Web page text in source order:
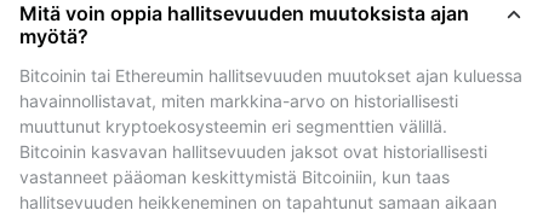
capitalization.
Users can view historical data over different time
intervals.
The chart also displays comparative market
capitalization ratios for other major assets such as
Ethereum (ETH), Tether (USDT), XRP, and more.
This allows users to see how Bitcoin's share compares
Mitä voin oppia hallitsevuuden muutoksista ajan
myötä?
Bitcoinin tai Ethereumin hallitsevuuden muutokset ajan kuluessa
havainnollistavat, miten markkina-arvo on historiallisesti
muuttunut kryptoekosysteemin eri segmenttien välillä.
Bitcoinin kasvavan hallitsevuuden jaksot ovat historiallisesti
vastanneet pääoman keskittymistä Bitcoiniin, kun taas
hallitsevuuden heikkeneminen on tapahtunut samaan aikaan